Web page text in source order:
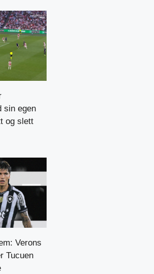
sin egen
og slett
Verons
Tucuen